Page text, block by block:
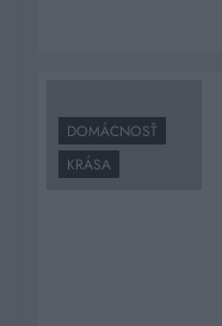
DOMÁCNOSŤ
KRÁSA